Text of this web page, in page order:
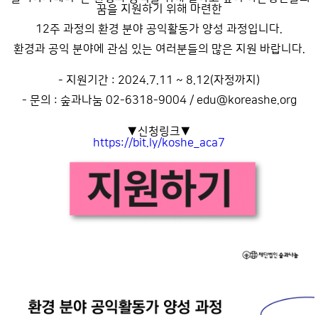
꿈을 지원하기 위해 마련한
12주 과정의 환경 분야 공익활동가 양성 과정입니다.
환경과 공익 분야에 관심 있는 여러분들의 많은 지원 바랍니다.
- 지원기간 : 2024.7.11 ~ 8.12(자정까지)
- 문의 : 숲과나눔 02-6318-9004 / edu@koreashe.org
▼신청링크▼
https://bit.ly/koshe_aca7